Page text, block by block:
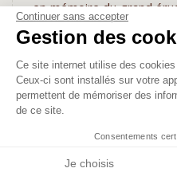
en mémoire du grand
chinois.
Notre guide nous
sont les moyens par
conscients, les quatre
l’interdépendance
Bouddhisme, la vacuité.
n’avez pas conscience
reconnaître qu’il y a
esprit, et que si vous
Continuer sans accepter
Gestion des
Ce site internet utilise des
Ceux-ci sont installés sur votre
permettent de mémoriser des
de ce site.
Consentements
Je choisis